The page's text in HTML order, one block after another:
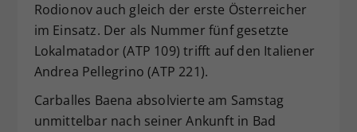
Rodionov auch gleich der erste Österreicher
im Einsatz. Der als Nummer fünf gesetzte
Lokalmatador (ATP 109) trifft auf den Italiener
Andrea Pellegrino (ATP 221).
Carballes Baena absolvierte am Samstag
unmittelbar nach seiner Ankunft in Bad